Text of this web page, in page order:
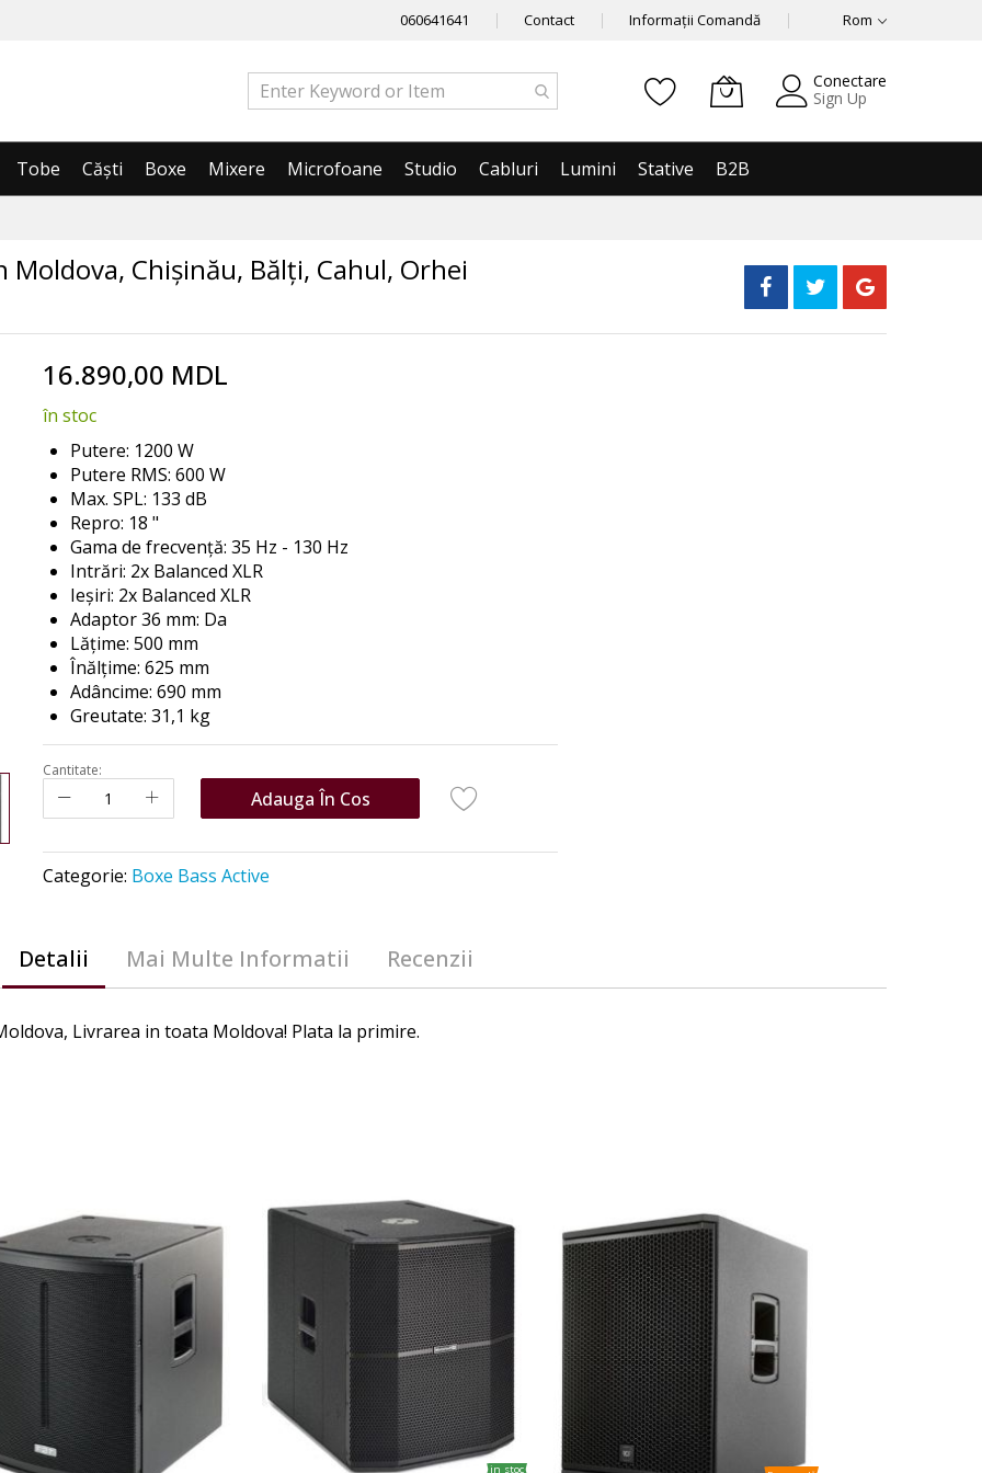
060641641 Contact Informații Comandă Rom
Conectare
Sign Up
Tobe Căști Boxe Mixere Microfoane Studio Cabluri Lumini Stative
B2B
Moldova, Chișinău, Bălți, Cahul, Orhei
16.890,00 MDL
în stoc
Putere: 1200 W
Putere RMS: 600 W
Max. SPL: 133 dB
Repro: 18 "
Gama de frecvență: 35 Hz - 130 Hz
Intrări: 2x Balanced XLR
Ieșiri: 2x Balanced XLR
Adaptor 36 mm: Da
Lățime: 500 mm
Înălțime: 625 mm
Adâncime: 690 mm
Greutate: 31,1 kg
Cantitate:
Adauga În Cos
Categorie: Boxe Bass Active
Detalii
Livrarea in toata Moldova! Plata la primire.
Mai Multe Informatii Recenzii
in stoc